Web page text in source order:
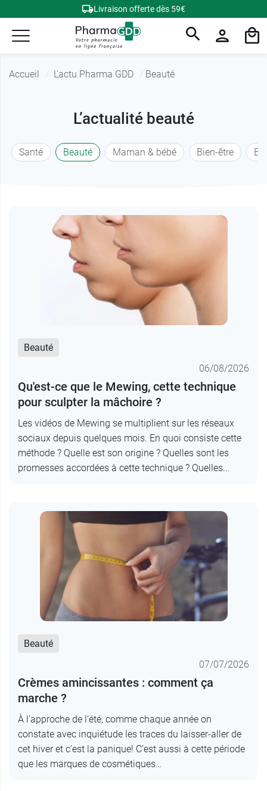
Livraison offerte dès 59€
Accueil L'actu Pharma GDD Beauté
L’actualité beauté
Santé Beauté Maman & bébé Bien-être
Beauté
06/08/2026
Qu'est-ce que le Mewing, cette technique
pour sculpter la mâchoire ?
Les vidéos de Mewing se multiplient sur les réseaux
sociaux depuis quelques mois. En quoi consiste cette
méthode ? Quelle est son origine ? Quelles sont les
promesses accordées à cette technique ? Quelles...
Beauté
07/07/2026
Crèmes amincissantes : comment ça
marche ?
À l’approche de l’été, comme chaque année on
constate avec inquiétude les traces du laisser-aller de
cet hiver et c’est la panique! C’est aussi à cette période
que les marques de cosmétiques…